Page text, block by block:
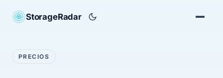
StorageRadar
PRECIOS